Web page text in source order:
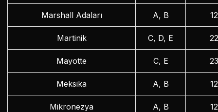
Marshall Adaları A, B
Martinik C, D, E
Mayotte C, E
Meksika A, B
Mikronezya A, B